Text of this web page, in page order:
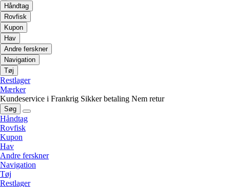
Håndtag
Rovfisk
Kupon
Hav
Andre ferskner
Navigation
Tøj
Restlager
Mærker
Kundeservice i Frankrig Sikker betaling Nem retur
Søg
Håndtag
Rovfisk
Kupon
Hav
Andre ferskner
Navigation
Tøj
Restlager